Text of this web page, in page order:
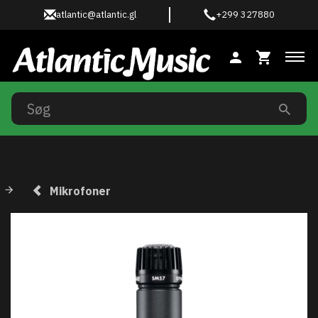
atlantic@atlantic.gl +299 327880
Mikrofoner